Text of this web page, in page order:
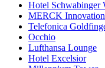
Hotel Schwabinger
MERCK Innovation
Telefonica
Occhio
Lufthansa Lounge
Hotel Excelsior